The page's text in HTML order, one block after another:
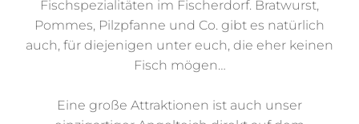
Fürs leibliche Wohl sorgen unsere
Fischspezialitäten im Fischerdorf. Bratwurst,
Pommes, Pilzpfanne und Co. gibt es natürlich
auch, für diejenigen unter euch, die eher keinen